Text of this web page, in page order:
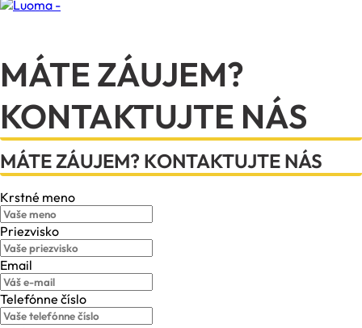
MÁTE ZÁUJEM?
KONTAKTUJTE NÁS
MÁTE ZÁUJEM? KONTAKTUJTE NÁS
Krstné meno
Priezvisko
Email
Telefónne číslo